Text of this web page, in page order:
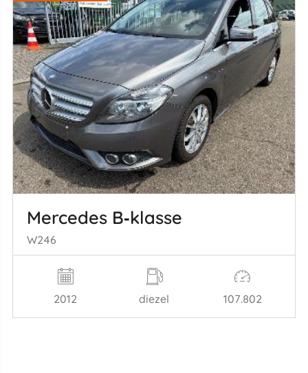
Mercedes B‑klasse
W246
2012 diezel 107.802